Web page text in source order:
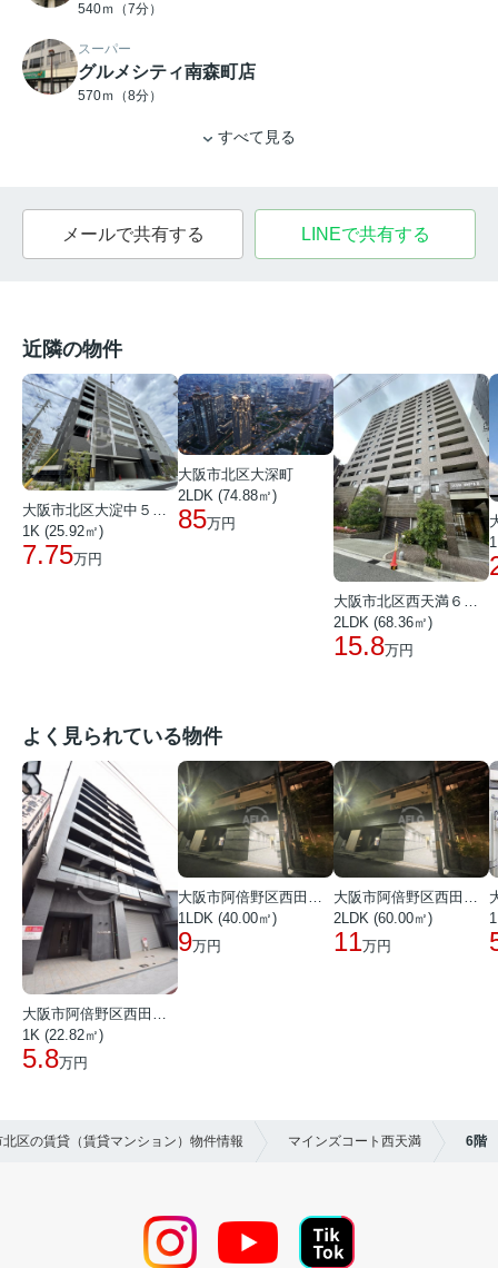
540ｍ（7分）
スーパー
グルメシティ南森町店
570ｍ（8分）
すべて見る
メールで共有する LINEで共有する
近隣の物件
大阪市北区大淀中５丁目
1K (25.92㎡)
7.75万円
大阪市北区大深町
2LDK (74.88㎡)
85万円
大阪市北区西天満６丁目
2LDK (68.36㎡)
15.8万円
よく見られている物件
大阪市阿倍野区西田辺町１丁目
1K (22.82㎡)
5.8万円
大阪市阿倍野区西田辺町１丁目
1LDK (40.00㎡)
9万円
大阪市阿倍野区西田辺町１丁目
2LDK (60.00㎡)
11万円
区の賃貸（賃貸マンション）物件情報 マインズコート西天満 6階